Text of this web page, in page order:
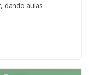
dando aulas